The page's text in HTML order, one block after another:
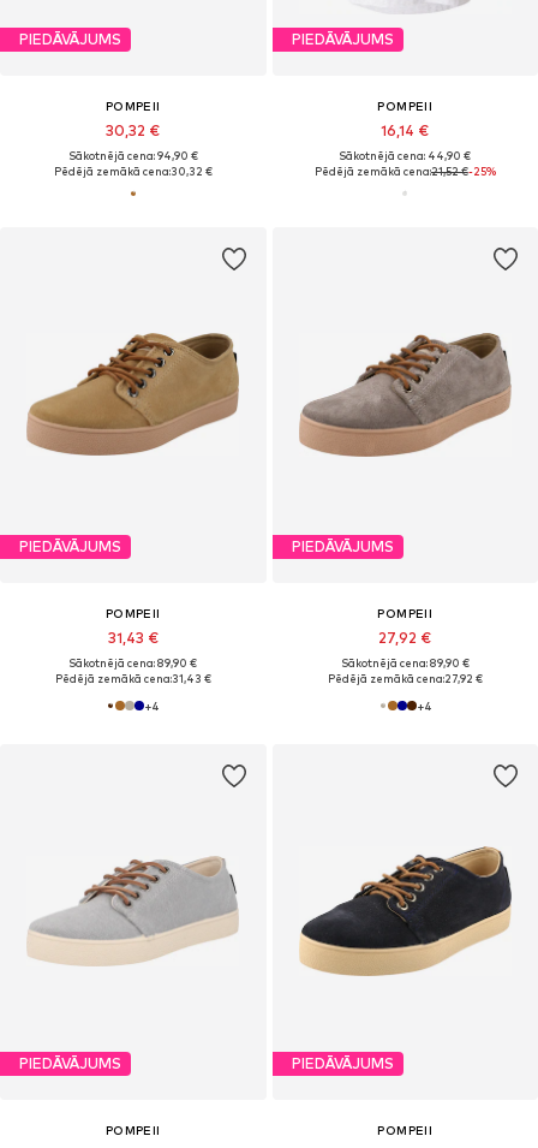
PIEDĀVĀJUMS
POMPEII
30,32 €
Sākotnējā cena: 94,90 €
Pēdējā zemākā cena:30,32 €
PIEDĀVĀJUMS
POMPEII
16,14 €
Sākotnējā cena: 44,90 €
Pēdējā zemākā cena:21,52 €-25%
PIEDĀVĀJUMS
POMPEII
31,43 €
Sākotnējā cena: 89,90 €
Pēdējā zemākā cena:31,43 €
+4
PIEDĀVĀJUMS
POMPEII
27,92 €
Sākotnējā cena: 89,90 €
Pēdējā zemākā cena:27,92 €
+4
PIEDĀVĀJUMS
POMPEII
PIEDĀVĀJUMS
POMPEII